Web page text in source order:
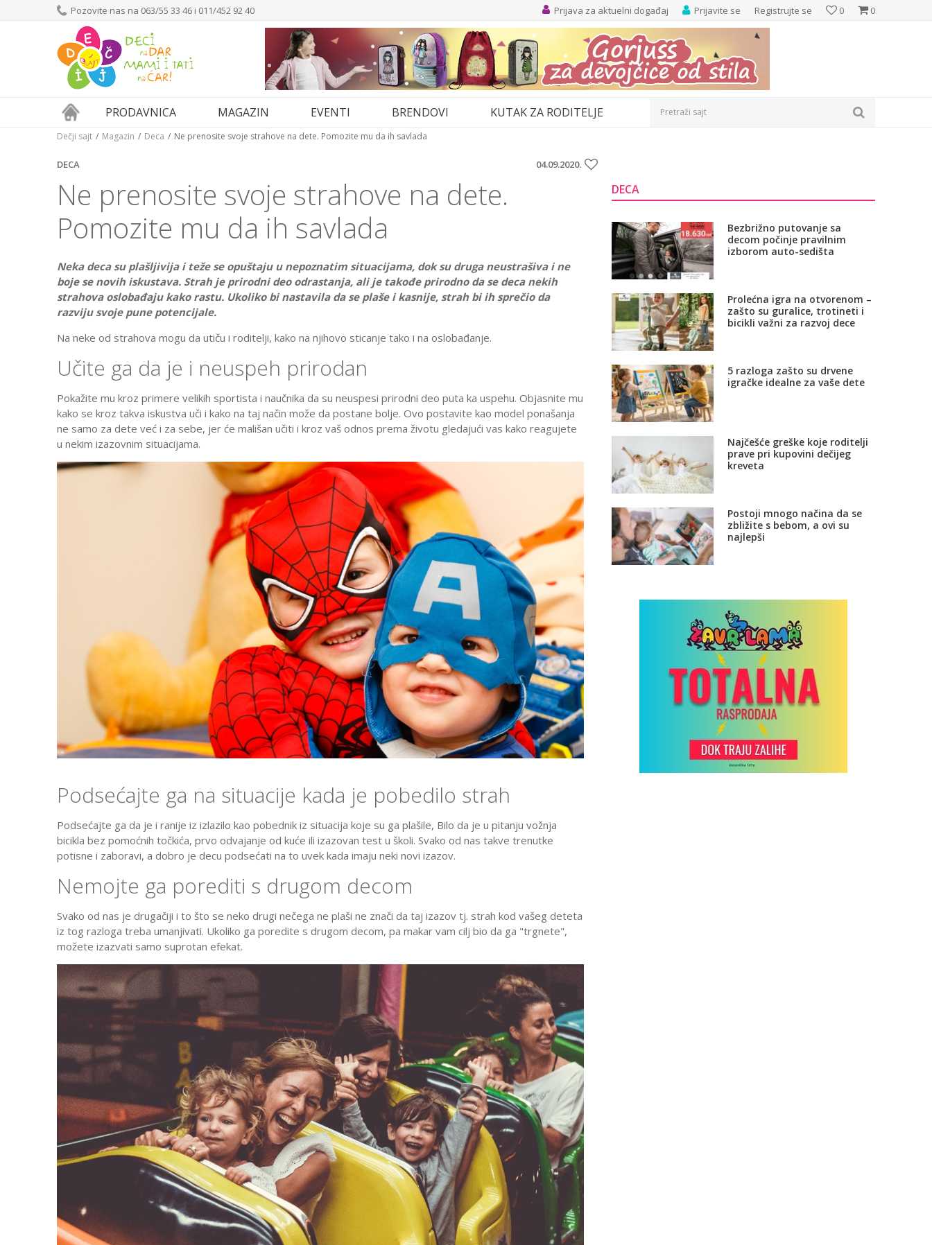
Pozovite nas na 063/55 33 46 i 011/452 92 40 0
0
Prijavite se Registrujte se
Prijava za aktuelni događaj
PRODAVNICA MAGAZIN EVENTI BRENDOVI KUTAK ZA RODITELJE Pretraži sajt
Dečji sajt Magazin Deca Ne prenosite svoje strahove na dete. Pomozite mu da ih savlada
DECA 04.09.2020.
Ne prenosite svoje strahove na dete.
Pomozite mu da ih savlada
Neka deca su plašljivija i teže se opuštaju u nepoznatim situacijama, dok su druga neustrašiva i ne
boje se novih iskustava. Strah je prirodni deo odrastanja, ali je takođe prirodno da se deca nekih
strahova oslobađaju kako rastu. Ukoliko bi nastavila da se plaše i kasnije, strah bi ih sprečio da
razviju svoje pune potencijale.
Na neke od strahova mogu da utiču i roditelji, kako na njihovo sticanje tako i na oslobađanje.
Učite ga da je i neuspeh prirodan
Pokažite mu kroz primere velikih sportista i naučnika da su neuspesi prirodni deo puta ka uspehu. Objasnite mu
kako se kroz takva iskustva uči i kako na taj način može da postane bolje. Ovo postavite kao model ponašanja
ne samo za dete već i za sebe, jer će mališan učiti i kroz vaš odnos prema životu gledajući vas kako reagujete
u nekim izazovnim situacijama.
Podsećajte ga na situacije kada je pobedilo strah
Podsećajte ga da je i ranije iz izlazilo kao pobednik iz situacija koje su ga plašile, Bilo da je u pitanju vožnja
bicikla bez pomoćnih točkića, prvo odvajanje od kuće ili izazovan test u školi. Svako od nas takve trenutke
potisne i zaboravi, a dobro je decu podsećati na to uvek kada imaju neki novi izazov.
Nemojte ga porediti s drugom decom
Svako od nas je drugačiji i to što se neko drugi nečega ne plaši ne znači da taj izazov tj. strah kod vašeg deteta
iz tog razloga treba umanjivati. Ukoliko ga poredite s drugom decom, pa makar vam cilj bio da ga "trgnete",
možete izazvati samo suprotan efekat.
DECA
Bezbrižno putovanje sa
decom počinje pravilnim
izborom auto-sedišta
Prolećna igra na otvorenom –
zašto su guralice, trotineti i
bicikli važni za razvoj dece
5 razloga zašto su drvene
igračke idealne za vaše dete
Najčešće greške koje roditelji
prave pri kupovini dečijeg
kreveta
Postoji mnogo načina da se
zbližite s bebom, a ovi su
najlepši